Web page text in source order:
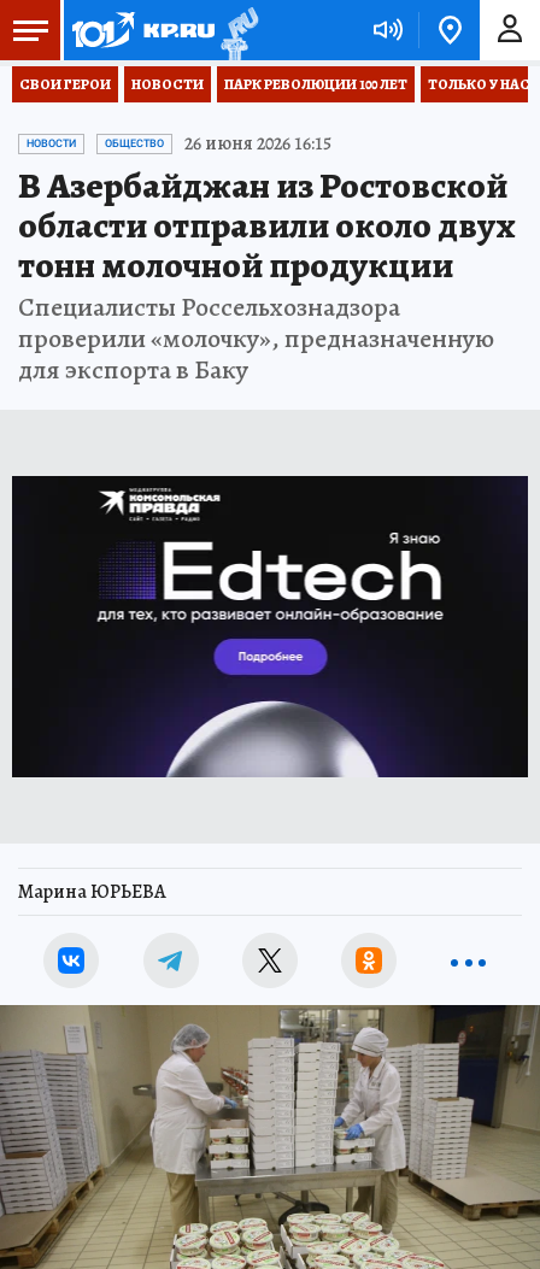
СВОИ ГЕРОИ НОВОСТИ ПАРК РЕВОЛЮЦИИ 100 ЛЕТ ТОЛЬКО У НАС
НОВОСТИ ОБЩЕСТВО 26 июня 2026 16:15
В Азербайджан из Ростовской
области отправили около двух
тонн молочной продукции
Специалисты Россельхознадзора
проверили «молочку», предназначенную
для экспорта в Баку
Марина ЮРЬЕВА